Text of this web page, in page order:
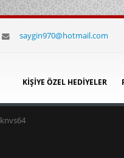
saygin970@hotmail.com
KIŞIYE ÖZEL HEDIYELER
knvs64